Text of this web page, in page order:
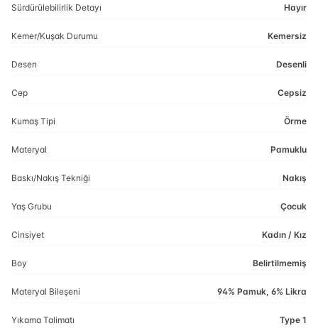
Sürdürülebilirlik Detayı Hayır
Kemer/Kuşak Durumu Kemersiz
Desen Desenli
Cep Cepsiz
Kumaş Tipi Örme
Materyal Pamuklu
Baskı/Nakış Tekniği Nakış
Yaş Grubu Çocuk
Cinsiyet Kadın / Kız
Boy Belirtilmemiş
Materyal Bileşeni 94% Pamuk, 6% Likra
Yıkama Talimatı Type 1